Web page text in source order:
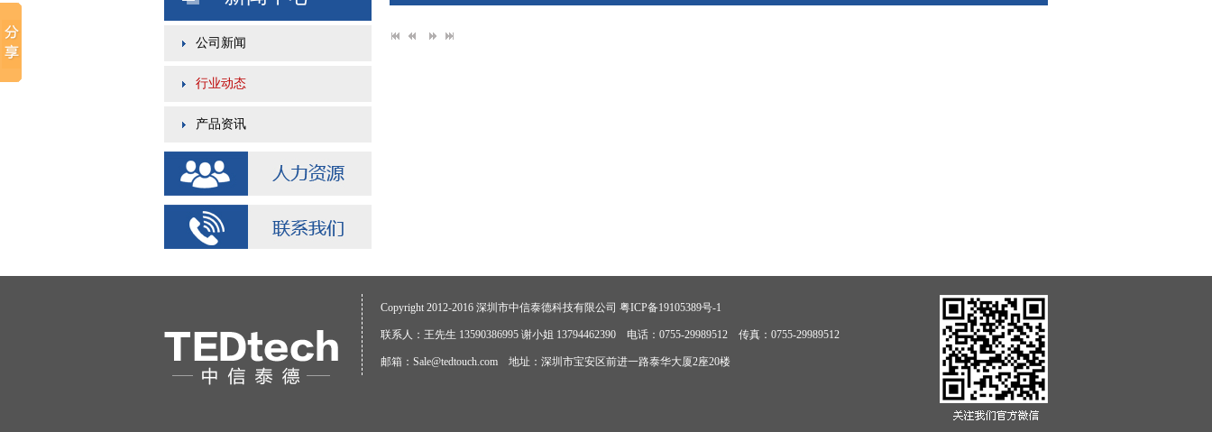
公司新闻
行业动态
产品资讯
Copyright 2012-2016 深圳市中信泰德科技有限公司 粤ICP备19105389号-1
联系人：王先生 13590386995 谢小姐 13794462390 电话：0755-29989512 传真：0755-29989512
邮箱：Sale@tedtouch.com 地址：深圳市宝安区前进一路泰华大厦2座20楼